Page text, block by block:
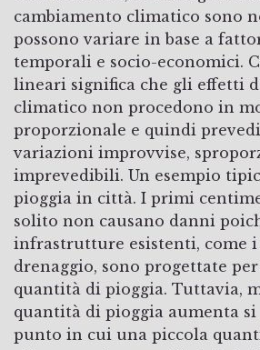
cambiamento climatico sono
possono variare in base a
temporali e socio-economici.
lineari significa che gli effetti
climatico non procedono in
proporzionale e quindi
variazioni improvvise,
imprevedibili. Un esempio
pioggia in città. I primi
solito non causano danni
infrastrutture esistenti, come i
drenaggio, sono progettate
quantità di pioggia. Tuttavia,
quantità di pioggia aumenta
punto in cui una piccola